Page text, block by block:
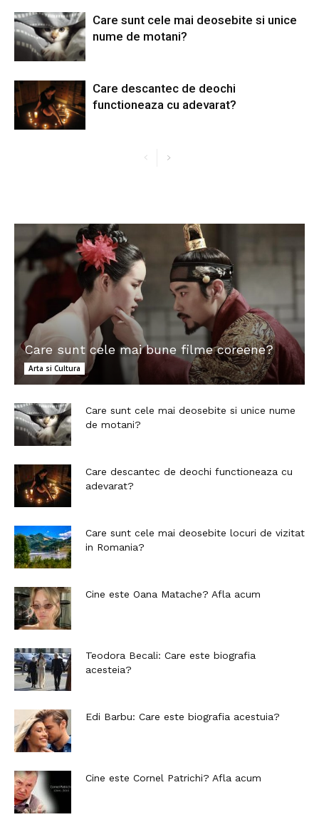
Care sunt cele mai deosebite si unice
nume de motani?
Care descantec de deochi
functioneaza cu adevarat?
Care sunt cele mai bune filme coreene?
Arta si Cultura
Care sunt cele mai deosebite si unice nume
de motani?
Care descantec de deochi functioneaza cu
adevarat?
Care sunt cele mai deosebite locuri de vizitat
in Romania?
Cine este Oana Matache? Afla acum
Teodora Becali: Care este biografia
acesteia?
Edi Barbu: Care este biografia acestuia?
Cine este Cornel Patrichi? Afla acum